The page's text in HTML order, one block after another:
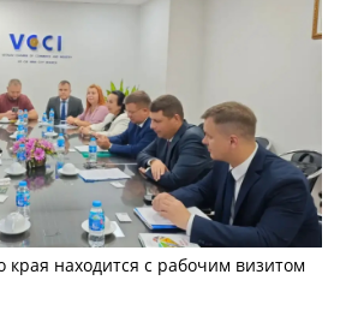
края находится с рабочим визитом